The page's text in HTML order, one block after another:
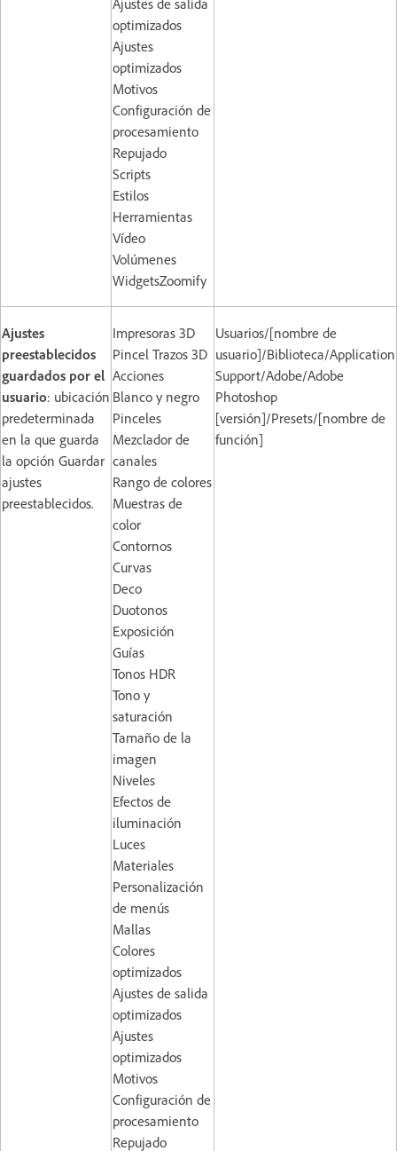
optimizados
Ajustes
optimizados
Motivos
Configuración de
procesamiento
Repujado
Scripts
Estilos
Herramientas
Vídeo
Volúmenes
WidgetsZoomify
Ajustes
preestablecidos
guardados por el
usuario: ubicación
predeterminada
en la que guarda
la opción Guardar
ajustes
preestablecidos.
Impresoras 3D
Pincel Trazos 3D
Acciones
Blanco y negro
Pinceles
Mezclador de
canales
Rango de colores
Muestras de
color
Contornos
Curvas
Deco
Duotonos
Exposición
Guías
Tonos HDR
Tono y
saturación
Tamaño de la
imagen
Niveles
Efectos de
iluminación
Luces
Materiales
Personalización
de menús
Mallas
Colores
optimizados
Ajustes de salida
optimizados
Ajustes
optimizados
Motivos
Configuración de
procesamiento
Repujado
Usuarios/[nombre de
usuario]/Biblioteca/Application
Support/Adobe/Adobe
Photoshop
[versión]/Presets/[nombre de
función]